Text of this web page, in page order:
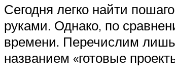
Сегодня легко найти
руками. Однако, по
времени. Перечислим лишь
названием «готовые